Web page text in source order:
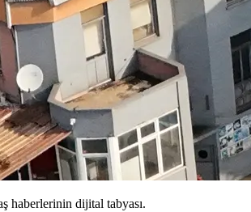
haberlerinin dijital tabyası.